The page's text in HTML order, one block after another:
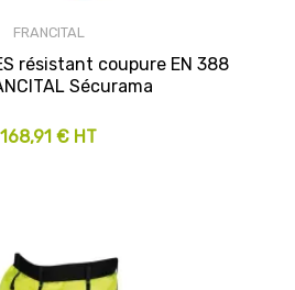
FRANCITAL
résistant coupure EN 388
Sécurama
168,91 € HT